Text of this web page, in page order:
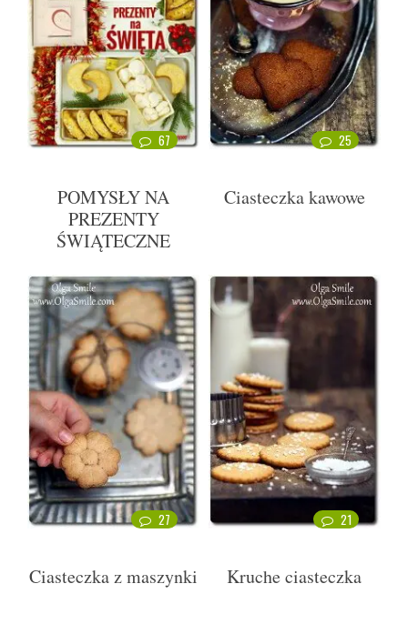
67
POMYSŁY NA
PREZENTY
ŚWIĄTECZNE
25
Ciasteczka kawowe
27
Ciasteczka z maszynki
21
Kruche ciasteczka